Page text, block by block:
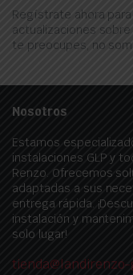
Regístrate ahora
actualizaciones
te preocupes, no
Nosotros
Estamos
instalaciones GLP y
Renzo. Ofrecemos
adaptadas a sus
entrega rápida.
instalación y
solo lugar!